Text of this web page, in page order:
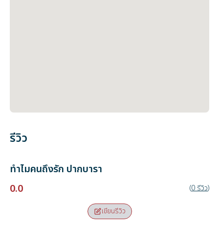
รีวิว
ทำไมคนถึงรัก ปากบารา
0.0
(0 รีวิว)
เขียนรีวิว